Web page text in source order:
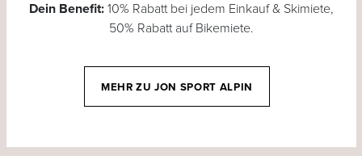
Dein Benefit:10% Rabatt bei jedem Einkauf & Skimiete,
50% Rabatt auf Bikemiete.
MEHR ZU JON SPORT ALPIN